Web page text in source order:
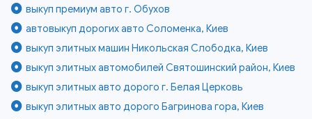
выкуп премиум авто г. Обухов
автовыкуп дорогих авто Соломенка, Киев
выкуп элитных машин Никольская Слободка, Киев
выкуп элитных автомобилей Святошинский район, Киев
выкуп элитных авто дорого г. Белая Церковь
выкуп элитных авто дорого Багринова гора, Киев